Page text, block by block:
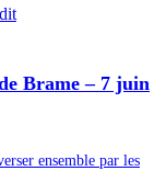
Brame – 7 juin
ensemble par les